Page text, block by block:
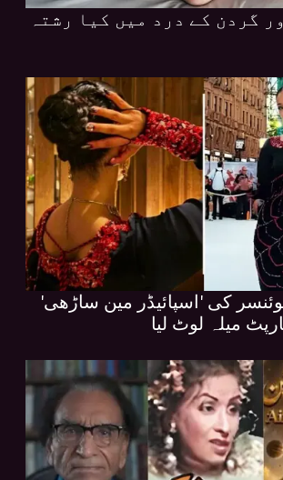
گردن کے درد میں کیا رشتہ
کی 'اسپائیڈر مین ساڑھی'
میلہ لوٹ لیا